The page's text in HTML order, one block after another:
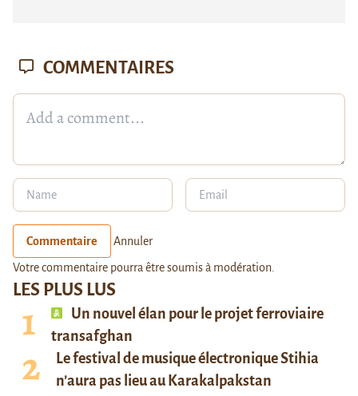
LES PLUS LUS
Un nouvel élan pour le projet ferroviaire
transafghan
Le festival de musique électronique Stihia
n’aura pas lieu au Karakalpakstan
COMMENTAIRES
Commentaire Annuler
Votre commentaire pourra être soumis à modération.